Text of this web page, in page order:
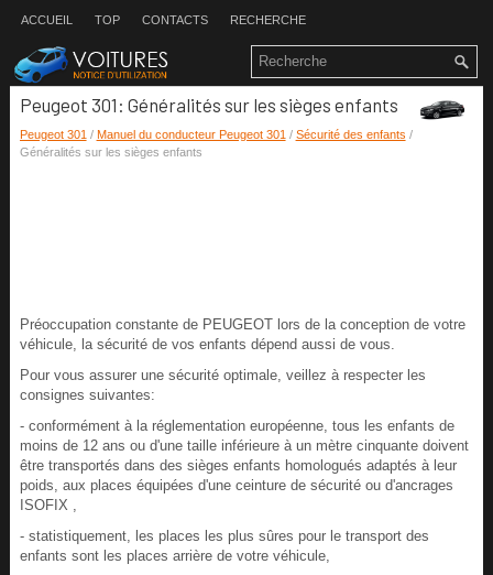
ACCUEIL TOP CONTACTS RECHERCHE
Peugeot 301: Généralités sur les sièges enfants
Peugeot 301 / Manuel du conducteur Peugeot 301 / Sécurité des enfants /
Généralités sur les sièges enfants
Préoccupation constante de PEUGEOT lors de la conception de votre
véhicule, la sécurité de vos enfants dépend aussi de vous.
Pour vous assurer une sécurité optimale, veillez à respecter les
consignes suivantes:
- conformément à la réglementation européenne, tous les enfants de
moins de 12 ans ou d'une taille inférieure à un mètre cinquante doivent
être transportés dans des sièges enfants homologués adaptés à leur
poids, aux places équipées d'une ceinture de sécurité ou d'ancrages
ISOFIX ,
- statistiquement, les places les plus sûres pour le transport des
enfants sont les places arrière de votre véhicule,